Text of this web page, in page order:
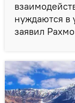
нуждаются в
заявил